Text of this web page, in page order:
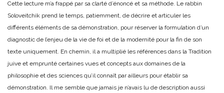
Cette lecture m’a frappé par sa clarté d’énoncé et sa méthode. Le rabbin
Soloveitchik prend le temps, patiemment, de décrire et articuler les
différents éléments de sa démonstration, pour réserver la formulation d’un
diagnostic de l’enjeu de la vie de foi et de la modernité pour la fin de son
texte uniquement. En chemin, il a multiplié les références dans la Tradition
juive et emprunté certaines vues et concepts aux domaines de la
philosophie et des sciences qu’il connaît par ailleurs pour établir sa
démonstration. Il me semble que jamais je n’avais lu de description aussi